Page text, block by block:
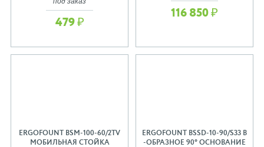
479 ₽
116 850 ₽
ERGOFOUNT BSM-100-60/2TV
МОБИЛЬНАЯ СТОЙКА
ERGOFOUNT BSSD-10-90/S33 B
-ОБРАЗНОЕ 90° ОСНОВАНИЕ